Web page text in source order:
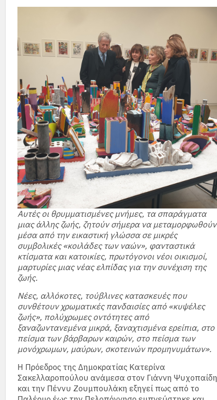
Αυτές οι θρυμματισμένες μνήμες, τα σπαράγματα
μιας άλλης ζωής, ζητούν σήμερα να μεταμορφωθούν
μέσα από την εικαστική γλώσσα σε μικρές
συμβολικές «κοιλάδες των ναών», φανταστικά
κτίσματα και κατοικίες, πρωτόγονοι νέοι οικισμοί,
μαρτυρίες μιας νέας ελπίδας για την συνέχιση της
ζωής.
Νέες, αλλόκοτες, τούβλινες κατασκευές που
συνθέτουν χρωματικές πανδαισίες από «κυψέλες
ζωής», πολύχρωμες οντότητες από
ξαναζωντανεμένα μικρά, ξαναχτισμένα ερείπια, στο
πείσμα των βάρβαρων καιρών, στο πείσμα των
μονόχρωμων, μαύρων, σκοτεινών προμηνυμάτων».
Η Πρόεδρος της Δημοκρατίας Κατερίνα
Σακελλαροπούλου ανάμεσα στον Γιάννη Ψυχοπαίδη
και την Πέννυ Ζουμπουλάκη εξηγεί πως από το